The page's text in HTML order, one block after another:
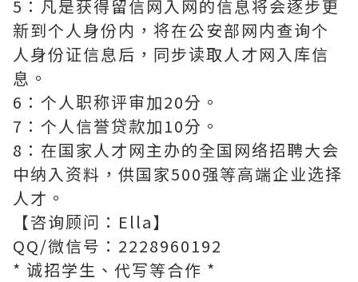
5：凡是获得留信网入网的信息将会逐步更
新到个人身份内，将在公安部网内查询个
人身份证信息后，同步读取人才网入库信
息。
6：个人职称评审加20分。
7：个人信誉贷款加10分。
8：在国家人才网主办的全国网络招聘大会
中纳入资料，供国家500强等高端企业选择
人才。
【咨询顾问：Ella】
QQ/微信号：2228960192
* 诚招学生、代写等合作 *